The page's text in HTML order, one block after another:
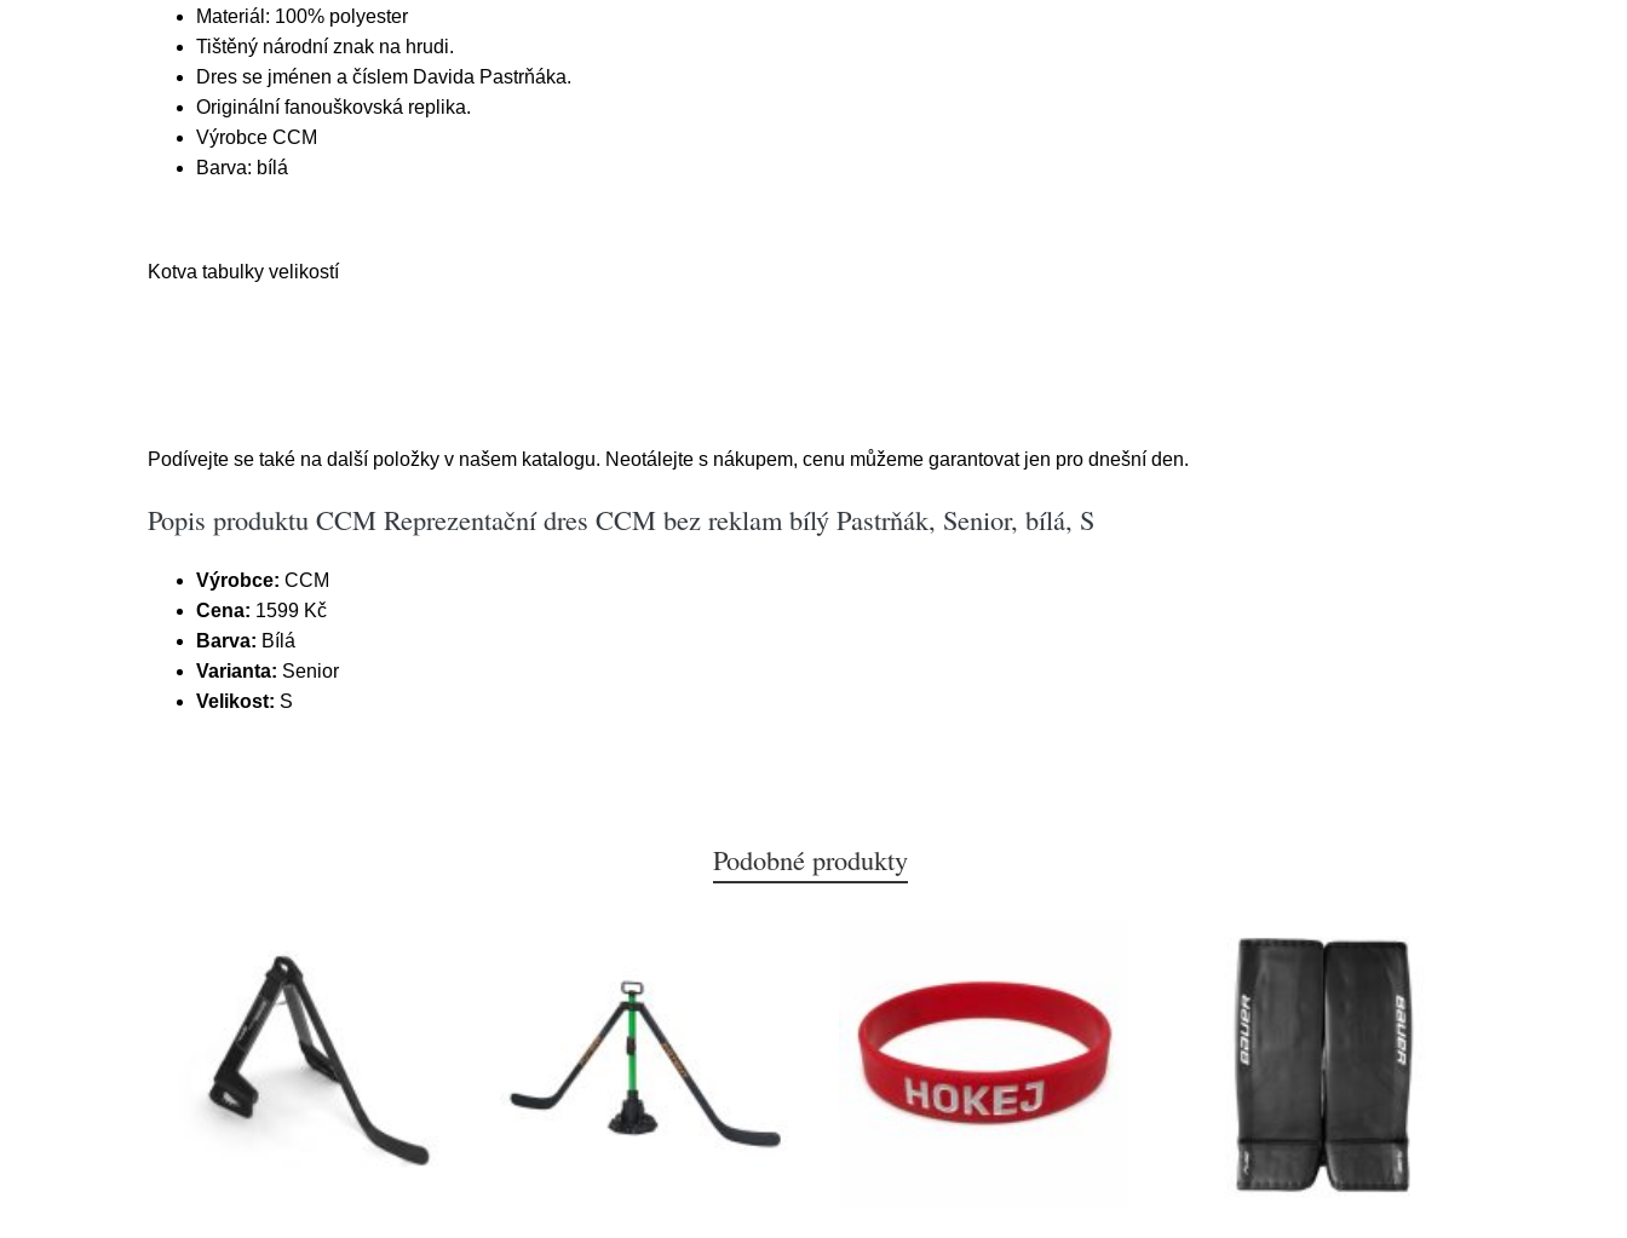
Materiál: 100% polyester
Tištěný národní znak na hrudi.
Dres se jménen a číslem Davida Pastrňáka.
Originální fanouškovská replika.
Výrobce CCM
Barva: bílá
Kotva tabulky velikostí
Podívejte se také na další položky v našem katalogu. Neotálejte s nákupem, cenu můžeme garantovat jen pro dnešní den.
Popis produktu CCM Reprezentační dres CCM bez reklam bílý Pastrňák, Senior, bílá, S
Výrobce: CCM
Cena: 1599 Kč
Barva: Bílá
Varianta: Senior
Velikost: S
Podobné produkty